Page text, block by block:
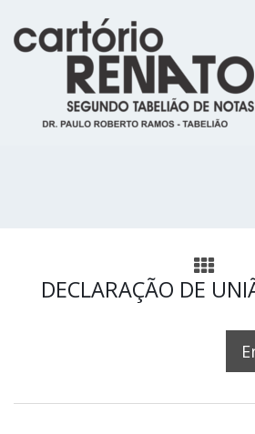
DECLARAÇÃO DE